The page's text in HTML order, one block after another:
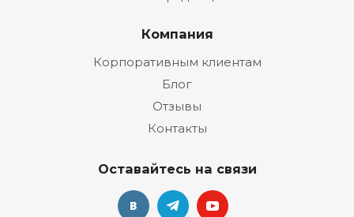
Компания
Корпоративным клиентам
Блог
Отзывы
Контакты
Оставайтесь на связи